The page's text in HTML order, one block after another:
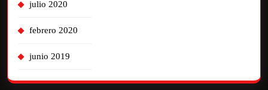
julio 2020
febrero 2020
junio 2019